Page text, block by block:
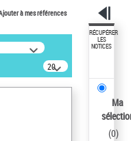
à mes références
20
résultats/page
RÉCUPÉRER
LES
NOTICES
Ma
(0)